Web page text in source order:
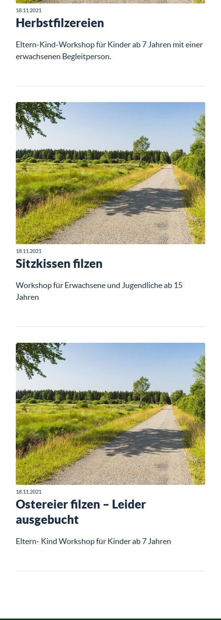
18.11.2021
Herbstfilzereien
Eltern-Kind-Workshop für Kinder ab 7 Jahren mit einer
erwachsenen Begleitperson.
18.11.2021
Sitzkissen filzen
Workshop für Erwachsene und Jugendliche ab 15
Jahren
18.11.2021
Ostereier filzen – Leider
ausgebucht
Eltern- Kind Workshop für Kinder ab 7 Jahren